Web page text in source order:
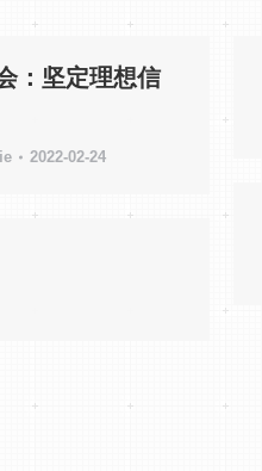
：坚定理想信
2022-02-24